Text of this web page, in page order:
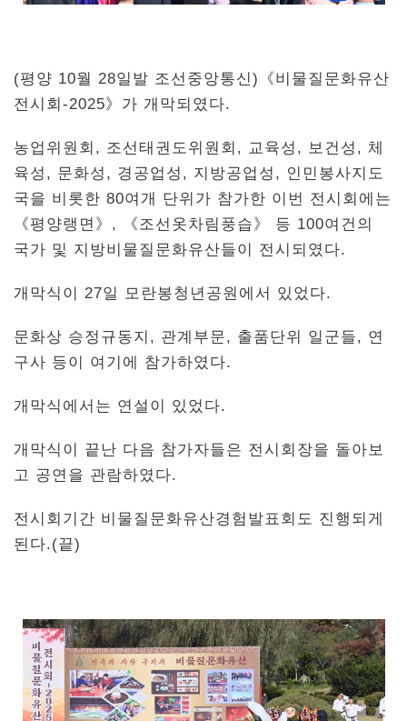
(평양 10월 28일발 조선중앙통신)《비물질문화유산
전시회-2025》가 개막되였다.
농업위원회, 조선태권도위원회, 교육성, 보건성, 체
육성, 문화성, 경공업성, 지방공업성, 인민봉사지도
국을 비롯한 80여개 단위가 참가한 이번 전시회에는
《평양랭면》, 《조선옷차림풍습》 등 100여건의
국가 및 지방비물질문화유산들이 전시되였다.
개막식이 27일 모란봉청년공원에서 있었다.
문화상 승정규동지, 관계부문, 출품단위 일군들, 연
구사 등이 여기에 참가하였다.
개막식에서는 연설이 있었다.
개막식이 끝난 다음 참가자들은 전시회장을 돌아보
고 공연을 관람하였다.
전시회기간 비물질문화유산경험발표회도 진행되게
된다.(끝)